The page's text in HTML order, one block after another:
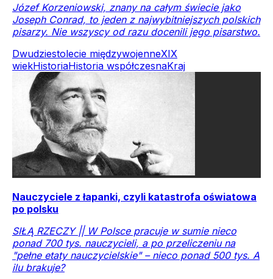
Józef Korzeniowski, znany na całym świecie jako
Joseph Conrad, to jeden z najwybitniejszych polskich
pisarzy. Nie wszyscy od razu docenili jego pisarstwo.
Dwudziestolecie międzywojenneXIX
wiekHistoriaHistoria współczesnaKraj
Nauczyciele z łapanki, czyli katastrofa oświatowa
po polsku
SIŁĄ RZECZY || W Polsce pracuje w sumie nieco
ponad 700 tys. nauczycieli, a po przeliczeniu na
"pełne etaty nauczycielskie" – nieco ponad 500 tys. A
ilu brakuje?